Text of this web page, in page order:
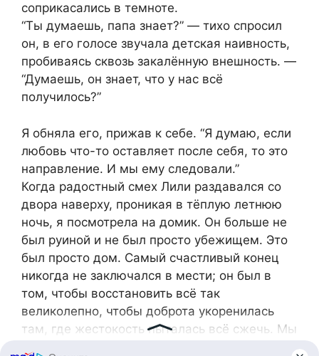
соприкасались в темноте.
“Ты думаешь, папа знает?” — тихо спросил
он, в его голосе звучала детская наивность,
пробиваясь сквозь закалённую внешность. —
“Думаешь, он знает, что у нас всё
получилось?”
Я обняла его, прижав к себе. “Я думаю, если
любовь что-то оставляет после себя, то это
направление. И мы ему следовали.”
Когда радостный смех Лили раздавался со
двора наверху, проникая в тёплую летнюю
ночь, я посмотрела на домик. Он больше не
был руиной и не был просто убежищем. Это
был просто дом. Самый счастливый конец
никогда не заключался в мести; он был в
том, чтобы восстановить всё так
великолепно, чтобы доброта укоренилась
там, где жестокость пыталась всё сжечь. Мы